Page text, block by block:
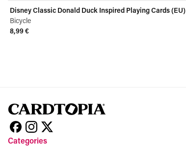
Disney Classic Donald Duck Inspired Playing Cards (EU)
Bicycle
8,99 €
Categories